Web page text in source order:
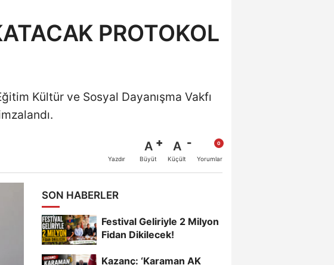
PROTOKOL
Kültür ve Sosyal Dayanışma Vakfı
Yazdır
A
Büyüt
A
Küçült Yorumlar
SON HABERLER
Festival Geliriyle 2 Milyon
Fidan Dikilecek!
Kazanç: ‘Karaman AK